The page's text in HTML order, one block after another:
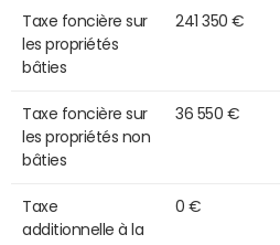
Taxe foncière sur
les propriétés
bâties
241 350 €
Taxe foncière sur
les propriétés non
bâties
36 550 €
Taxe
additionnelle à la
0 €